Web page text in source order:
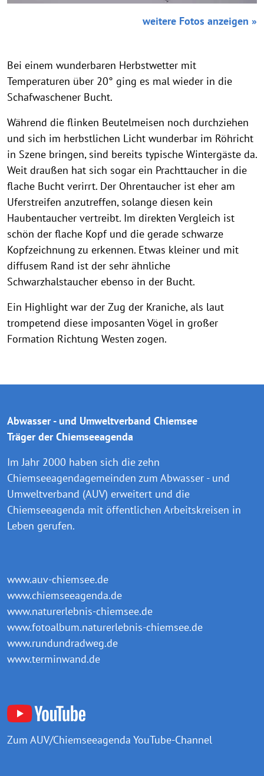
weitere Fotos anzeigen »
Bei einem wunderbaren Herbstwetter mit
Temperaturen über 20° ging es mal wieder in die
Schafwaschener Bucht.
Während die flinken Beutelmeisen noch durchziehen
und sich im herbstlichen Licht wunderbar im Röhricht
in Szene bringen, sind bereits typische Wintergäste da.
Weit draußen hat sich sogar ein Prachttaucher in die
flache Bucht verirrt. Der Ohrentaucher ist eher am
Uferstreifen anzutreffen, solange diesen kein
Haubentaucher vertreibt. Im direkten Vergleich ist
schön der flache Kopf und die gerade schwarze
Kopfzeichnung zu erkennen. Etwas kleiner und mit
diffusem Rand ist der sehr ähnliche
Schwarzhalstaucher ebenso in der Bucht.
Ein Highlight war der Zug der Kraniche, als laut
trompetend diese imposanten Vögel in großer
Formation Richtung Westen zogen.
Abwasser - und Umweltverband Chiemsee
Träger der Chiemseeagenda
Im Jahr 2000 haben sich die zehn
Chiemseeagendagemeinden zum Abwasser - und
Umweltverband (AUV) erweitert und die
Chiemseeagenda mit öffentlichen Arbeitskreisen in
Leben gerufen.
www.auv-chiemsee.de
www.chiemseeagenda.de
www.naturerlebnis-chiemsee.de
www.fotoalbum.naturerlebnis-chiemsee.de
www.rundundradweg.de
www.terminwand.de
Zum AUV/Chiemseeagenda YouTube-Channel